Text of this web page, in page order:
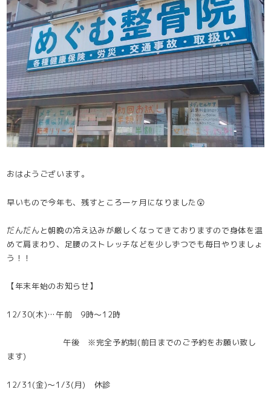
おはようございます。
早いもので今年も、残すところ一ヶ月になりました😲
だんだんと朝晩の冷え込みが厳しくなってきておりますので身体を温
めて肩まわり、足腰のストレッチなどを少しずつでも毎日やりましょ
う！！
【年末年始のお知らせ】
12/30(木)…午前 9時～12時
午後 ※完全予約制(前日までのご予約をお願い致し
ます)
12/31(金)～1/3(月) 休診